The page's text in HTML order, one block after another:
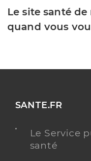
Le site santé
quand vous
SANTE.FR
Le Service
santé